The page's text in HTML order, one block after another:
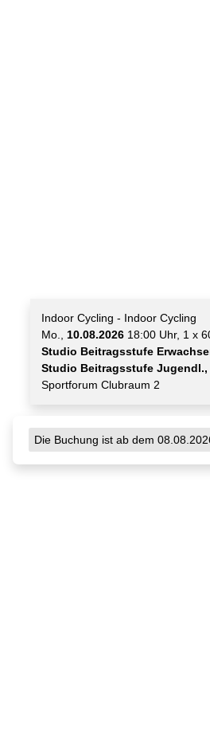
Indoor Cycling - Indoor Cycling
Mo., 10.08.2026 18:00 Uhr, 1 x
Studio Beitragsstufe
Studio Beitragsstufe Jugendl.,
Sportforum Clubraum 2
Die Buchung ist ab dem